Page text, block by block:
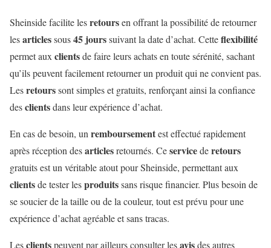
Sheinside facilite lesretoursen offrant la possibilité de retourner
lesarticlessous45 jourssuivant la date d’achat. Cetteflexibilité
permet aux clientsde faire leurs achats en toute sérénité, sachant
qu’ils peuvent facilement retourner un produit qui ne convient pas.
Lesretourssont simples et gratuits, renforçant ainsi la confiance
desclientsdans leur expérience d’achat.
En cas de besoin, un remboursementest effectué rapidement
après réception desarticlesretournés. Ceservicederetours
gratuits est un véritable atout pour Sheinside, permettant aux
clientsde tester lesproduitssans risque financier. Plus besoin de
se soucier de la taille ou de la couleur, tout est prévu pour une
expérience d’achat agréable et sans tracas.
Lesclientspeuvent par ailleurs consulter lesavisdes autres